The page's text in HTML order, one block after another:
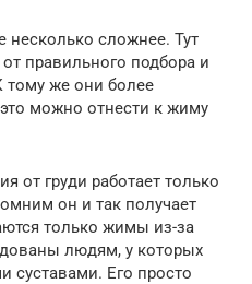
сложнее. Тут
правильного подбора и
же они более
можно отнести к жиму
от груди работает только
он и так получает
только жимы из-за
людям, у которых
суставами. Его просто